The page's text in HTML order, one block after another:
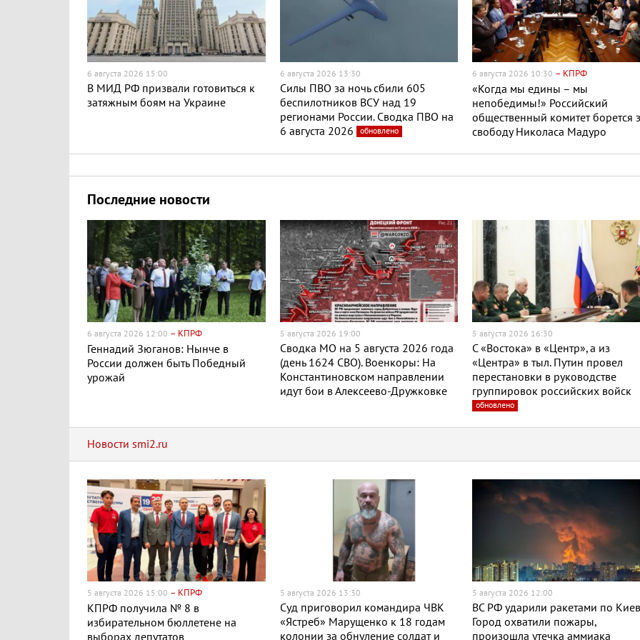
6 августа 2026 15:00
В МИД РФ призвали готовиться к
затяжным боям на Украине
6 августа 2026 13:30
Силы ПВО за ночь сбили 605
беспилотников ВСУ над 19
регионами России. Сводка ПВО на
6 августа 2026
обновлено
6 августа 2026 10:30 – КПРФ
«Когда мы едины – мы
непобедимы!» Российский
общественный комитет борется
свободу Николаса Мадуро
Последние новости
6 августа 2026 12:00 – КПРФ
Геннадий Зюганов: Нынче в
России должен быть Победный
урожай
5 августа 2026 19:00
Сводка МО на 5 августа 2026 года
(день 1624 СВО). Военкоры: На
Константиновском направлении
идут бои в Алексеево-Дружковке
5 августа 2026 16:30
С «Востока» в «Центр», а из
«Центра» в тыл. Путин провел
перестановки в руководстве
группировок российских войск
обновлено
Новости smi2.ru
5 августа 2026 15:00 – КПРФ
КПРФ получила № 8 в
избирательном бюллетене на
выборах депутатов
5 августа 2026 13:30
Суд приговорил командира ЧВК
«Ястреб» Марущенко к 18 годам
колонии за обнуление солдат и
5 августа 2026 12:00
ВС РФ ударили ракетами по
Город охватили пожары,
произошла утечка аммиака